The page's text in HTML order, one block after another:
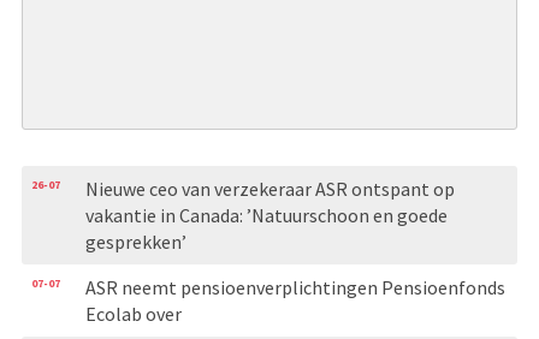
26-07
Nieuwe ceo van verzekeraar ASR ontspant op
vakantie in Canada: ’Natuurschoon en goede
gesprekken’
07-07
ASR neemt pensioenverplichtingen Pensioenfonds
Ecolab over